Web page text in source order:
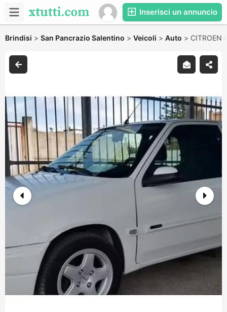
Inserisci un annuncio
Brindisi > San Pancrazio Salentino > Veicoli > Auto > CITROEN